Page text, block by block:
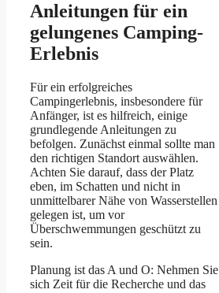
Anleitungen für ein
gelungenes Camping-
Erlebnis
Für ein erfolgreiches
Campingerlebnis, insbesondere für
Anfänger, ist es hilfreich, einige
grundlegende Anleitungen zu
befolgen. Zunächst einmal sollte man
den richtigen Standort auswählen.
Achten Sie darauf, dass der Platz
eben, im Schatten und nicht in
unmittelbarer Nähe von Wasserstellen
gelegen ist, um vor
Überschwemmungen geschützt zu
sein.
Planung ist das A und O: Nehmen Sie
sich Zeit für die Recherche und das